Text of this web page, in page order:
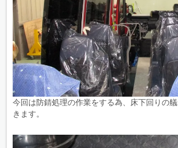
今回は防錆処理の作業をする為、床下回りの
きます。